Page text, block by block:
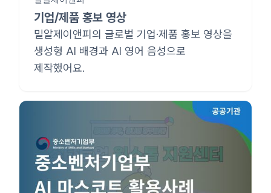
기업/제품 홍보 영상
밀알제이앤피의 글로벌 기업·제품 홍보 영상을
생성형 AI 배경과 AI 영어 음성으로
제작했어요.